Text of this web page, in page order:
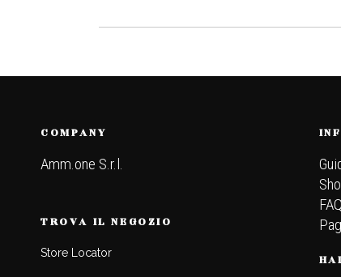
COMPANY
Amm.one S.r.l.
TROVA IL NEGOZIO
Store Locator
FAQ